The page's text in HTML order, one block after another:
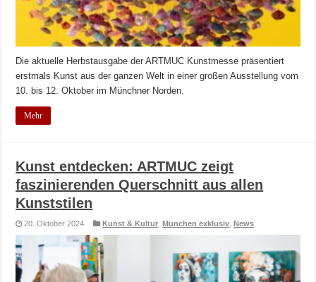
Die aktuelle Herbstausgabe der ARTMUC Kunstmesse präsentiert
erstmals Kunst aus der ganzen Welt in einer großen Ausstellung vom
10. bis 12. Oktober im Münchner Norden.
Mehr
Kunst entdecken: ARTMUC zeigt
faszinierenden Querschnitt aus allen
Kunststilen
20. Oktober 2024 Kunst & Kultur ,München exklusiv ,News